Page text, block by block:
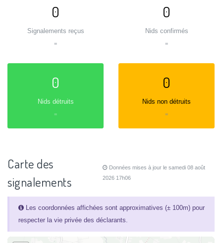
0
Signalements reçus
=
0
Nids confirmés
=
0
Nids détruits
=
0
Nids non détruits
=
Carte des
signalements
Données mises à jour le samedi 08 août
2026 17h06
Les coordonnées affichées sont approximatives (± 100m) pour
respecter la vie privée des déclarants.